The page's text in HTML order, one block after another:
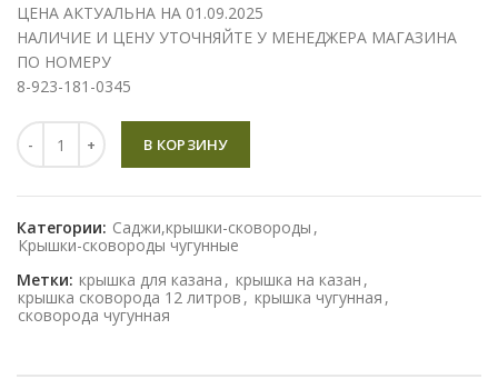
ЦЕНА АКТУАЛЬНА НА 01.09.2025
НАЛИЧИЕ И ЦЕНУ УТОЧНЯЙТЕ У МЕНЕДЖЕРА МАГАЗИНА
ПО НОМЕРУ
8-923-181-0345
Количество
В КОРЗИНУ
Категории: Саджи,крышки-сковороды ,
Крышки-сковороды чугунные
Метки: крышка для казана , крышка на казан ,
крышка сковорода 12 литров , крышка чугунная ,
сковорода чугунная